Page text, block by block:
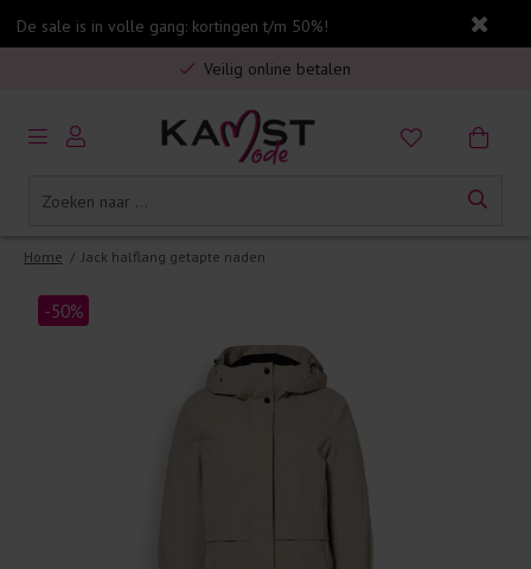
De sale is in volle gang: kortingen t/m 50%!
Gratis verzending in Nederland vanaf €75,-
Veilig online betalen
5% spaarbonus op jouw aankoop
Gratis verzending in Nederland vanaf €75,-
Home / Jack halflang getapte naden
-50%